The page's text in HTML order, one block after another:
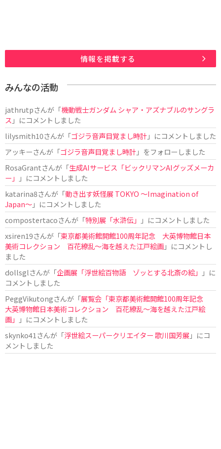
情報を掲載する
みんなの活動
jathrutpさんが「機動戦士ガンダム シャア・アズナブルのサングラ
ス 」にコメントしました
lilysmith10さんが「ゴジラ音声目覚まし時計」にコメントしました
アッキーさんが「ゴジラ音声目覚まし時計」をフォローしました
RosaGrantさんが「生成AIサービス「ビックリマンAIグッズメーカ
ー」
」にコメントしました
katarina8さんが「動き出す妖怪展 TOKYO 〜Imagination of
Japan〜」にコメントしました
compostertacoさんが「特別展「水滸伝」
」にコメントしました
xsiren19さんが「東京都美術館開館100周年記念 大英博物館日本
美術コレクション 百花繚乱～海を越えた江戸絵画」にコメントし
ました
dollsglさんが「企画展「浮世絵百物語 ゾッとする北斎の絵」
」に
コメントしました
PeggVikutongさんが「展覧会「東京都美術館開館100周年記念
大英博物館日本美術コレクション 百花繚乱〜海を越えた江戸絵
画」
」にコメントしました
skynko41 さんが「浮世絵スーパークリエイター 歌川国芳展 」にコ
メントしました